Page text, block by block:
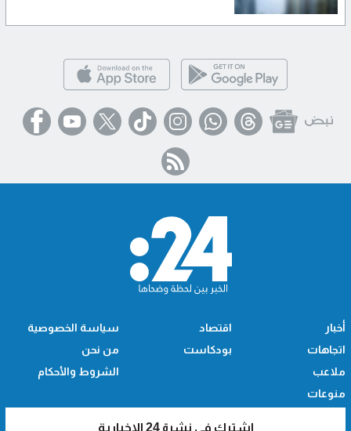
أخبار
اتجاهات
ملاعب
منوعات
اقتصاد
بودكاست
سياسة الخصوصية
من نحن
الشروط والأحكام
اشترك في نشرة 24 الإخبارية